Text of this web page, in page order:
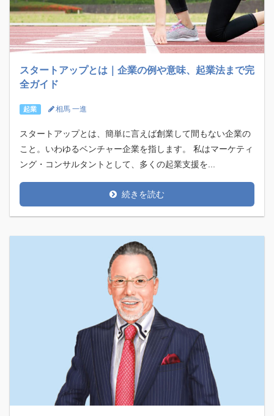
スタートアップとは｜企業の例や意味、起業法まで完
全ガイド
起業 相馬 一進
スタートアップとは、簡単に言えば創業して間もない企業の
こと。いわゆるベンチャー企業を指します。 私はマーケティ
ング・コンサルタントとして、多くの起業支援を...
続きを読む